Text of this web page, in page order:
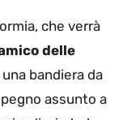
che verrà
delle
bandiera da
assunto a